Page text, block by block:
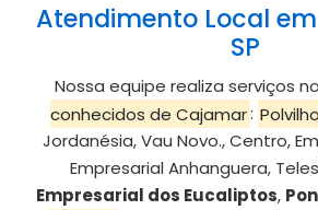
Atendimento Local
SP
Nossa equipe realiza serviços
conhecidos de Cajamar: Polvilho
Jordanésia, Vau Novo., Centro,
Empresarial Anhanguera,
Empresarial dos Eucaliptos,